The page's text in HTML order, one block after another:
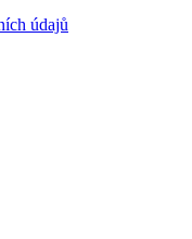
údajů